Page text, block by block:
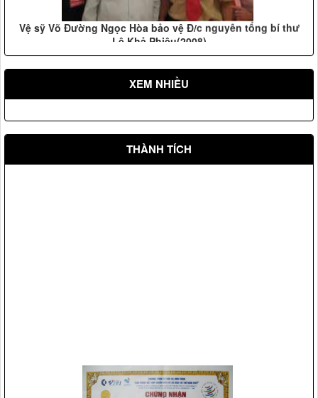
Vệ sỹ Võ Đường Ngọc Hòa bảo vệ Đ/c nguyên tổng bí thư
Lê Khả Phiêu(2008)
XEM NHIỀU
THÀNH TÍCH